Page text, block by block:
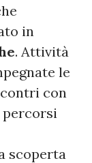
in
. Attività
le
con
scoperta